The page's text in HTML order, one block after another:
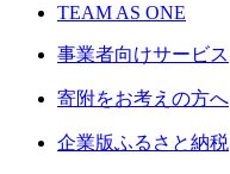
TEAM AS ONE
事業者向けサービス
寄附をお考えの方へ
企業版ふるさと納税